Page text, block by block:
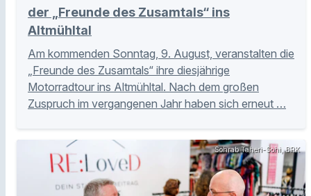
der „Freunde des Zusamtals“ ins
Altmühltal
Am kommenden Sonntag, 9. August, veranstalten die
„Freunde des Zusamtals“ ihre diesjährige
Motorradtour ins Altmühltal. Nach dem großen
Zuspruch im vergangenen Jahr haben sich erneut …
Sohrab Taheri-Sohi, BRK